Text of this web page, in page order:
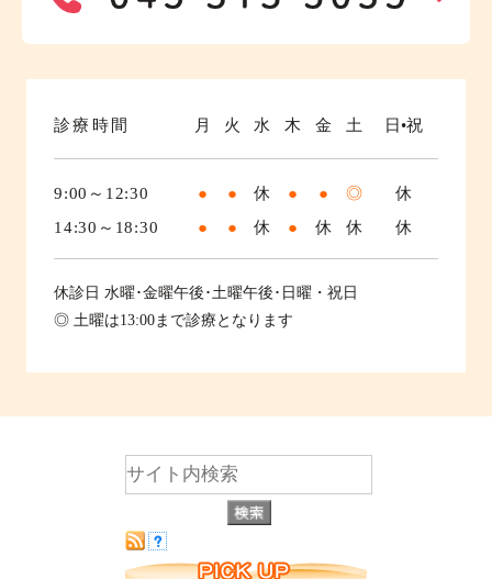
診療時間 月 火 水 木 金 土 日•祝
9:00～12:30 ● ● 休 ● ● ◎
休
14:30～18:30
● ● 休 ● 休 休 休
休診日 水曜･金曜午後･土曜午後･日曜・祝日
◎ 土曜は13:00まで診療となります